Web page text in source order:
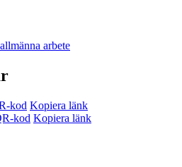
arbete
kod Kopiera länk
kod Kopiera länk